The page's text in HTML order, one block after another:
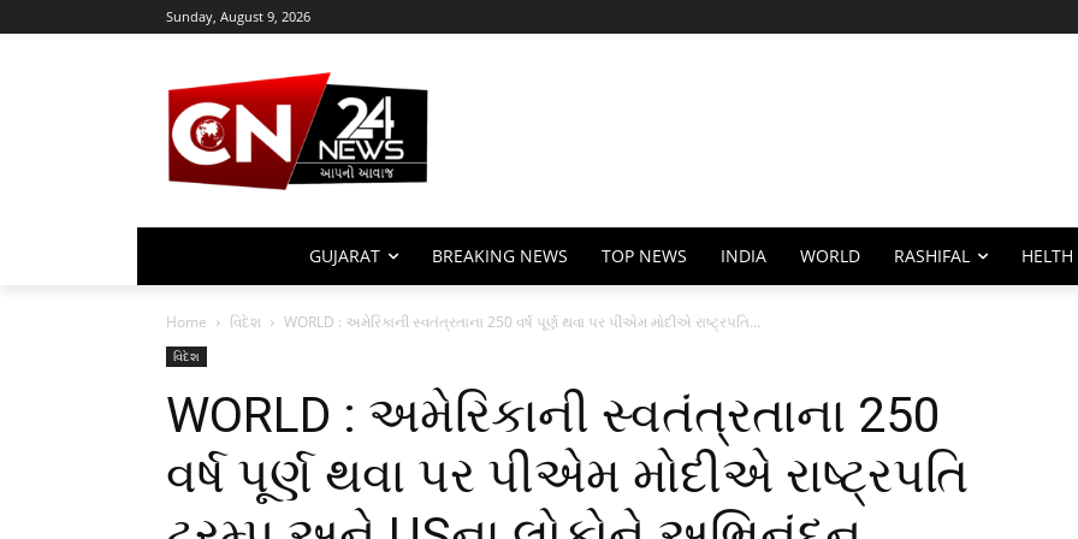
Sunday, August 9, 2026
GUJARAT BREAKING NEWS TOP NEWS INDIA WORLD RASHIFAL HELTH
Home વિદેશ WORLD : અમેરિકાની સ્વતંત્રતાના 250 વર્ષ પૂર્ણ થવા પર પીએમ મોદીએ રાષ્ટ્રપતિ...
વિદેશ
WORLD : અમેરિકાની સ્વતંત્રતાના 250
વર્ષ પૂર્ણ થવા પર પીએમ મોદીએ રાષ્ટ્રપતિ